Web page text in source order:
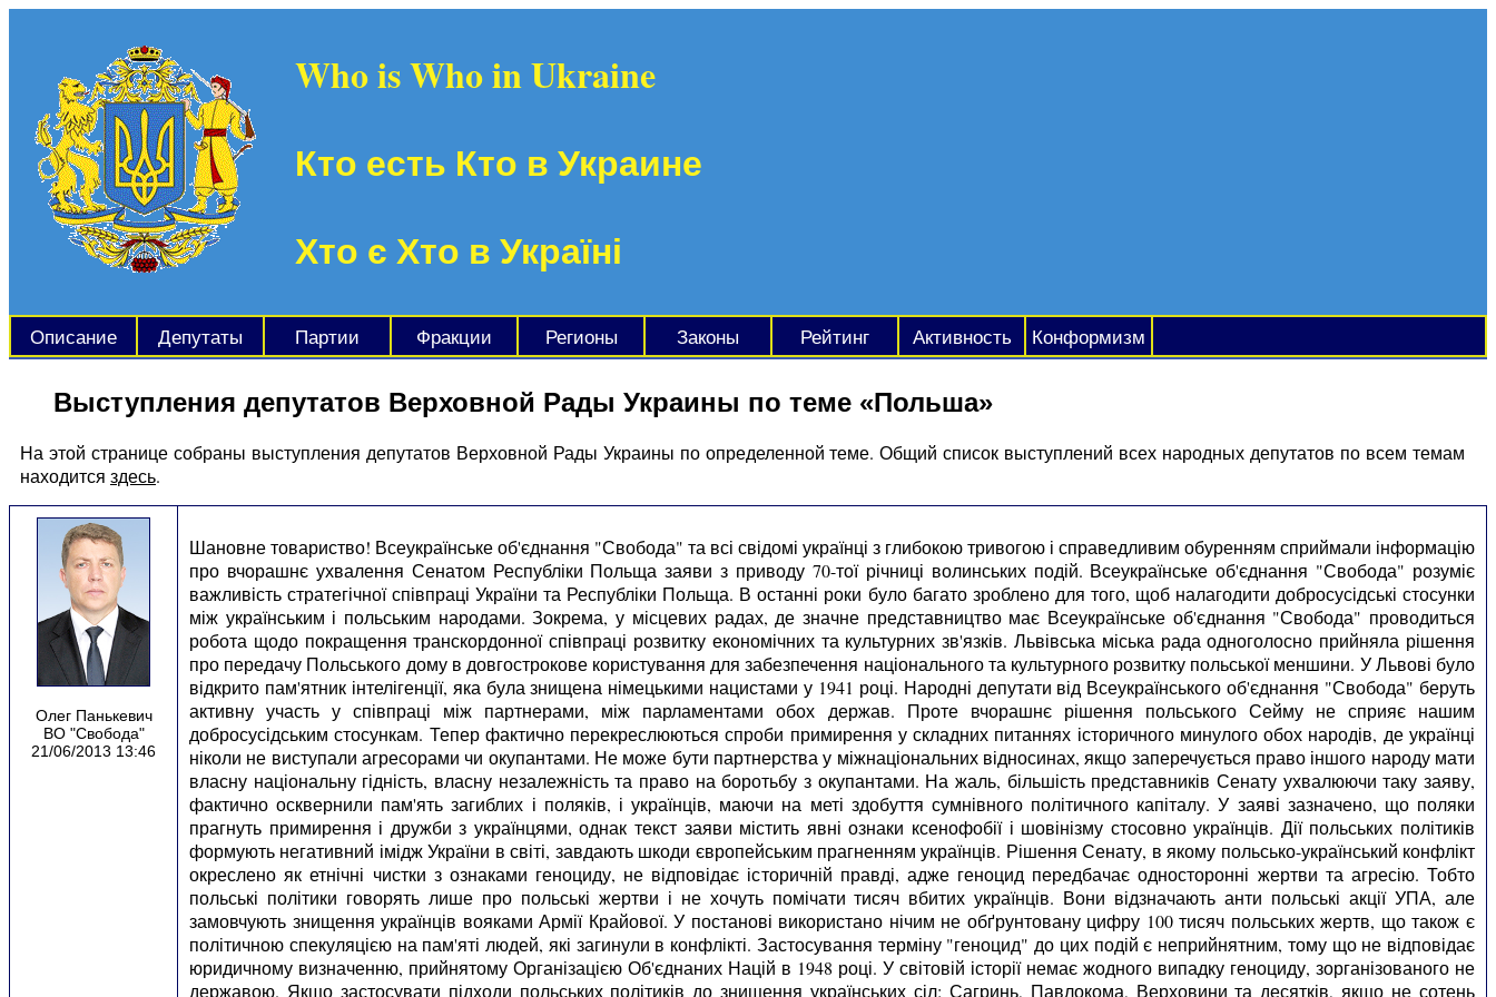
Who is Who in Ukraine
Кто есть Кто в Украине
Хто є Хто в Україні
Описание Депутаты Партии Фракции Регионы Законы Рейтинг Активность Конформизм
Выступления депутатов Верховной Рады Украины по теме «Польша»
На этой странице собраны выступления депутатов Верховной Рады Украины по определенной теме. Общий список выступлений всех народных депутатов по всем темам
находится здесь.
Олег Панькевич
ВО "Свобода"
21/06/2013 13:46
Шановне товариство! Всеукраїнське об'єднання "Свобода" та всі свідомі українці з глибокою тривогою і справедливим обуренням сприймали інформацію
про вчорашнє ухвалення Сенатом Республіки Польща заяви з приводу 70-тої річниці волинських подій. Всеукраїнське об'єднання "Свобода" розуміє
важливість стратегічної співпраці України та Республіки Польща. В останні роки було багато зроблено для того, щоб налагодити добросусідські стосунки
між українським і польським народами. Зокрема, у місцевих радах, де значне представництво має Всеукраїнське об'єднання "Свобода" проводиться
робота щодо покращення транскордонної співпраці розвитку економічних та культурних зв'язків. Львівська міська рада одноголосно прийняла рішення
про передачу Польського дому в довгострокове користування для забезпечення національного та культурного розвитку польської меншини. У Львові було
відкрито пам'ятник інтелігенції, яка була знищена німецькими нацистами у 1941 році. Народні депутати від Всеукраїнського об'єднання "Свобода" беруть
активну участь у співпраці між партнерами, між парламентами обох держав. Проте вчорашнє рішення польського Сейму не сприяє нашим
добросусідським стосункам. Тепер фактично перекреслюються спроби примирення у складних питаннях історичного минулого обох народів, де українці
ніколи не виступали агресорами чи окупантами. Не може бути партнерства у міжнаціональних відносинах, якщо заперечується право іншого народу мати
власну національну гідність, власну незалежність та право на боротьбу з окупантами. На жаль, більшість представників Сенату ухвалюючи таку заяву,
фактично осквернили пам'ять загиблих і поляків, і українців, маючи на меті здобуття сумнівного політичного капіталу. У заяві зазначено, що поляки
прагнуть примирення і дружби з українцями, однак текст заяви містить явні ознаки ксенофобії і шовінізму стосовно українців. Дії польських політиків
формують негативний імідж України в світі, завдають шкоди європейським прагненням українців. Рішення Сенату, в якому польсько-український конфлікт
окреслено як етнічні чистки з ознаками геноциду, не відповідає історичній правді, адже геноцид передбачає односторонні жертви та агресію. Тобто
польські політики говорять лише про польські жертви і не хочуть помічати тисяч вбитих українців. Вони відзначають анти польські акції УПА, але
замовчують знищення українців вояками Армії Крайової. У постанові використано нічим не обґрунтовану цифру 100 тисяч польських жертв, що також є
політичною спекуляцією на пам'яті людей, які загинули в конфлікті. Застосування терміну "геноцид" до цих подій є неприйнятним, тому що не відповідає
юридичному визначенню, прийнятому Організацією Об'єднаних Націй в 1948 році. У світовій історії немає жодного випадку геноциду, зорганізованого не
державою. Якщо застосувати підходи польських політиків до знищення українських сіл: Сагринь, Павлокома, Верховини та десятків, якщо не сотень